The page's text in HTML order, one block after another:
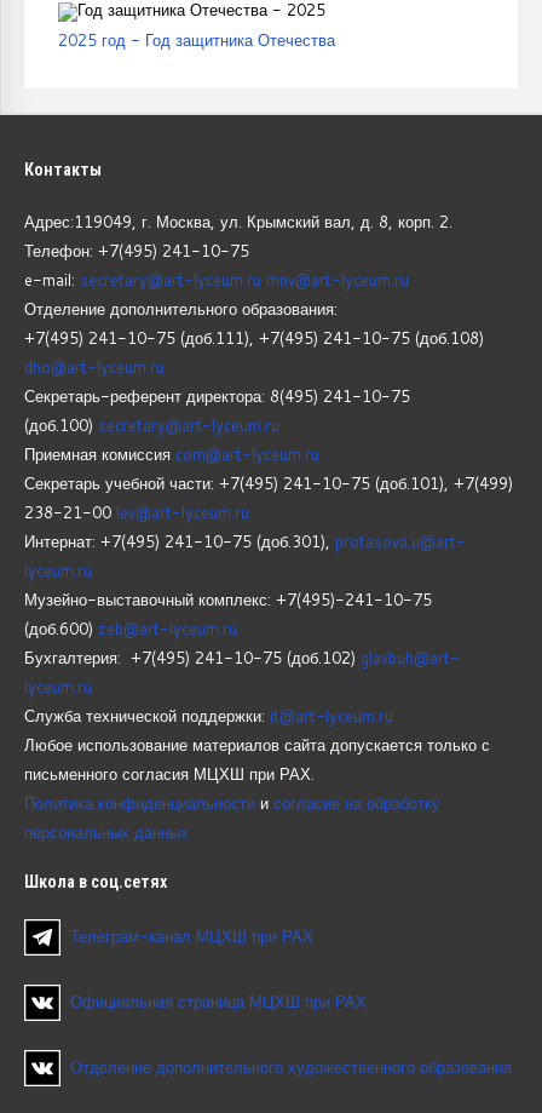
2025 год - Год защитника Отечества
Контакты
Адрес:119049, г. Москва, ул. Крымский вал, д. 8, корп. 2.
Телефон: +7(495) 241-10-75
e-mail: secretary@art-lyceum.ru mnv@art-lyceum.ru
Отделение дополнительного образования:
+7(495) 241-10-75 (доб.111), +7(495) 241-10-75 (доб.108)
dho@art-lyceum.ru
Секретарь-референт директора: 8(495) 241-10-75
(доб.100) secretary@art-lyceum.ru
Приемная комиссия com@art-lyceum.ru
Секретарь учебной части: +7(495) 241-10-75 (доб.101), +7(499)
238-21-00 lev@art-lyceum.ru
Интернат: +7(495) 241-10-75 (доб.301), protasova.u@art-
lyceum.ru
Музейно-выставочный комплекс: +7(495)-241-10-75
(доб.600) zeb@art-lyceum.ru
Бухгалтерия: +7(495) 241-10-75 (доб.102) glavbuh@art-
lyceum.ru
Служба технической поддержки: it@art-lyceum.ru
Любое использование материалов сайта допускается только с
письменного согласия МЦХШ при РАХ.
Политика конфиденциальности и согласие на обработку
персональных данных
Школа в соц.сетях
Телеграм-канал МЦХШ при РАХ
Официальная страница МЦХШ при РАХ
Отделение дополнительного художественного образования